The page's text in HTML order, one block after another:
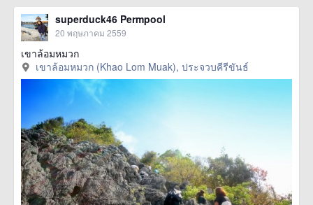
superduck46 Permpool
20 พฤษภาคม 2559
เขาล้อมหมวก
เขาล้อมหมวก (Khao Lom Muak), ประจวบคีรีขันธ์